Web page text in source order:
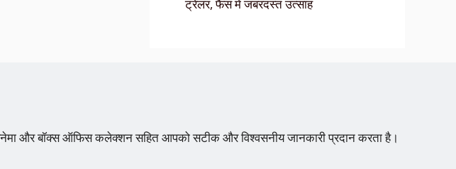
ट्रेलर, फैंस में जबरदस्त उत्साह
और बॉक्स ऑफिस कलेक्शन सहित आपको सटीक और विश्वसनीय जानकारी प्रदान करता है।